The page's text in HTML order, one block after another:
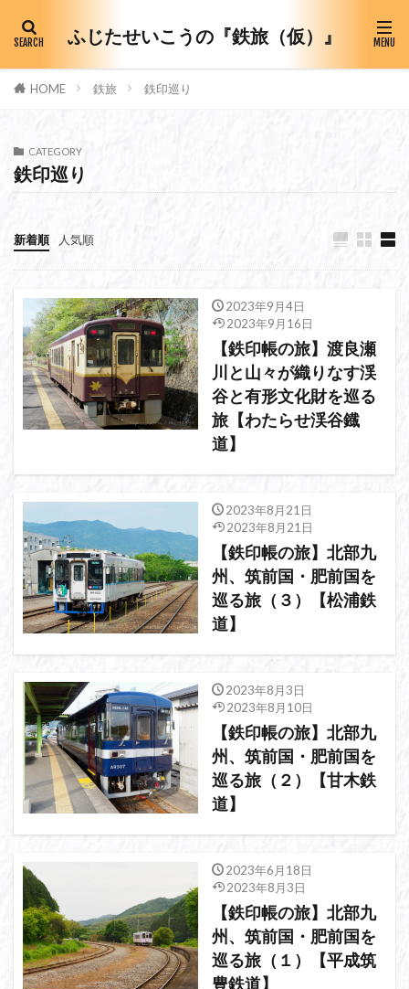
ふじたせいこうの『鉄旅（仮）』
HOME 鉄旅 鉄印巡り
CATEGORY
鉄印巡り
新着順 人気順
2023年9月4日
2023年9月16日
【鉄印帳の旅】渡良瀬
川と山々が織りなす渓
谷と有形文化財を巡る
旅【わたらせ渓谷鐡
道】
2023年8月21日
2023年8月21日
【鉄印帳の旅】北部九
州、筑前国・肥前国を
巡る旅（３）【松浦鉄
道】
2023年8月3日
2023年8月10日
【鉄印帳の旅】北部九
州、筑前国・肥前国を
巡る旅（２）【甘木鉄
道】
2023年6月18日
2023年8月3日
【鉄印帳の旅】北部九
州、筑前国・肥前国を
巡る旅（１）【平成筑
豊鉄道】